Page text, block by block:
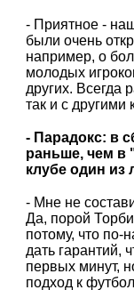
- Приятное -
были очень
например, о
молодых
других. Всегда
так и с другими
- Парадокс: в
раньше, чем в
клубе один из
- Мне не
Да, порой
потому, что по-
дать гарантий,
первых минут,
подход к